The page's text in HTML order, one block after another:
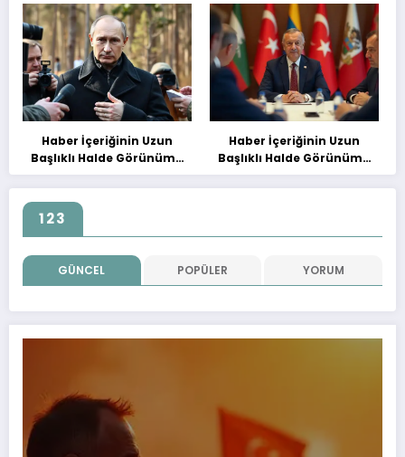
Haber İçeriğinin Uzun
Başlıklı Halde Görünümü
Deneme Başılığı
Haber İçeriğinin Uzun
Başlıklı Halde Görünümü
Deneme Başılığı
123
GÜNCEL POPÜLER YORUM